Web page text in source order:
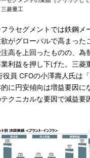
菱重工
ラセグメントでは鉄鋼メ
がグローバルで高まった
高を上回ったものの、為
利益を押し下げた。三菱
役員 CFOの小澤壽人氏は
に円安傾向は増益要因に
クニカルな要因で減益要